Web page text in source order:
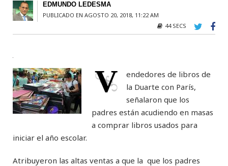
EDMUNDO LEDESMA
PUBLICADO EN AGOSTO 20, 2018, 11:22 AM
44 SECS
V
endedores de libros de
la Duarte con París,
señalaron que los
padres están acudiendo en masas
a comprar libros usados para
iniciar el año escolar.
Atribuyeron las altas ventas a que la que los padres